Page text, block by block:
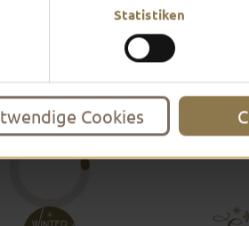
Statistiken
Cookies